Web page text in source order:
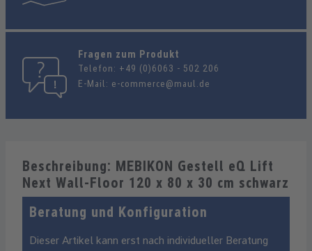
Fragen zum Produkt
Telefon: +49 (0)6063 - 502 206
E-Mail: e-commerce@maul.de
Beschreibung: MEBIKON Gestell eQ Lift
Next Wall-Floor 120 x 80 x 30 cm schwarz
Beratung und Konfiguration
Dieser Artikel kann erst nach individueller Beratung